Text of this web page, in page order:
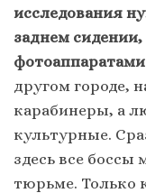
исследования
заднем
другом городе,
карабинеры, а
культурные.
здесь все
тюрьме. Только